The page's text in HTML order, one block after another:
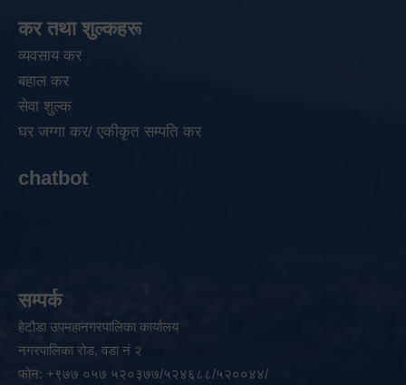
कर तथा शुल्कहरू
व्यवसाय कर
बहाल कर
सेवा शुल्क
घर जग्गा कर/ एकीकृत सम्पति कर
chatbot
सम्पर्क
हेटौडा उपमहानगरपालिका कार्यालय
नगरपालिका रोड, वडा नं २
फोन: +९७७ ०५७ ५२०३७७/५२४६८८/५२००४४/